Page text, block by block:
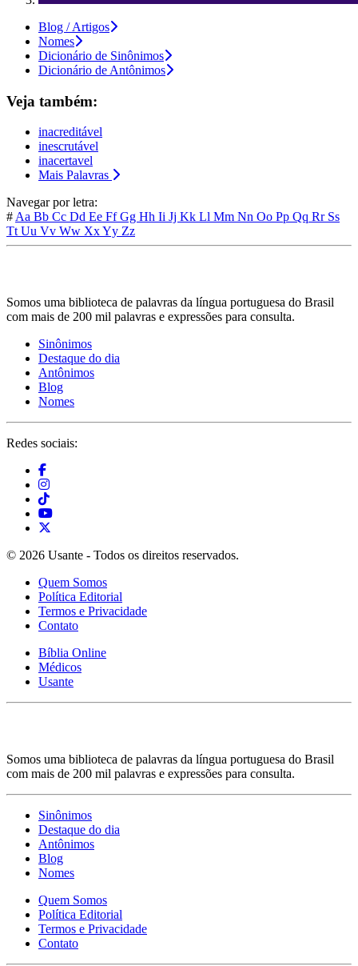
Blog / Artigos
Nomes
Dicionário de Sinônimos
Dicionário de Antônimos
Veja também:
inacreditável
inescrutável
inacertavel
Mais Palavras
Navegar por letra:
# Aa Bb Cc Dd Ee FfGg Hh Ii Jj Kk Ll Mm Nn Oo Pp Qq Rr Ss
Tt Uu Vv Ww XxYy Zz
Somos uma biblioteca de palavras da língua portuguesa do Brasil
com mais de 200 mil palavras e expressões para consulta.
Sinônimos
Destaque do dia
Antônimos
Blog
Nomes
Redes sociais:
© 2026 Usante - Todos os direitos reservados.
Quem Somos
Política Editorial
Termos e Privacidade
Contato
Bíblia Online
Médicos
Usante
Somos uma biblioteca de palavras da língua portuguesa do Brasil
com mais de 200 mil palavras e expressões para consulta.
Sinônimos
Destaque do dia
Antônimos
Blog
Nomes
Quem Somos
Política Editorial
Termos e Privacidade
Contato